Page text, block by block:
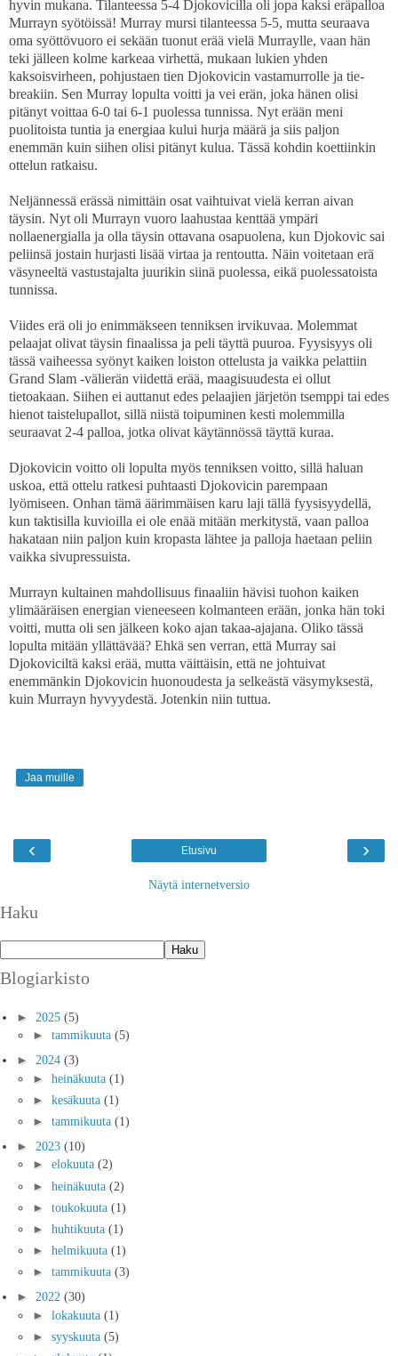
hyvin mukana. Tilanteessa 5-4 Djokovicilla oli jopa kaksi eräpalloa
Murrayn syötöissä! Murray mursi tilanteessa 5-5, mutta seuraava
oma syöttövuoro ei sekään tuonut erää vielä Murraylle, vaan hän
teki jälleen kolme karkeaa virhettä, mukaan lukien yhden
kaksoisvirheen, pohjustaen tien Djokovicin vastamurrolle ja tie-
breakiin. Sen Murray lopulta voitti ja vei erän, joka hänen olisi
pitänyt voittaa 6-0 tai 6-1 puolessa tunnissa. Nyt erään meni
puolitoista tuntia ja energiaa kului hurja määrä ja siis paljon
enemmän kuin siihen olisi pitänyt kulua. Tässä kohdin koettiinkin
ottelun ratkaisu.
Neljännessä erässä nimittäin osat vaihtuivat vielä kerran aivan
täysin. Nyt oli Murrayn vuoro laahustaa kenttää ympäri
nollaenergialla ja olla täysin ottavana osapuolena, kun Djokovic sai
peliinsä jostain hurjasti lisää virtaa ja rentoutta. Näin voitetaan erä
väsyneeltä vastustajalta juurikin siinä puolessa, eikä puolessatoista
tunnissa.
Viides erä oli jo enimmäkseen tenniksen irvikuvaa. Molemmat
pelaajat olivat täysin finaalissa ja peli täyttä puuroa. Fyysisyys oli
tässä vaiheessa syönyt kaiken loiston ottelusta ja vaikka pelattiin
Grand Slam -välierän viidettä erää, maagisuudesta ei ollut
tietoakaan. Siihen ei auttanut edes pelaajien järjetön tsemppi tai edes
hienot taistelupallot, sillä niistä toipuminen kesti molemmilla
seuraavat 2-4 palloa, jotka olivat käytännössä täyttä kuraa.
Djokovicin voitto oli lopulta myös tenniksen voitto, sillä haluan
uskoa, että ottelu ratkesi puhtaasti Djokovicin parempaan
lyömiseen. Onhan tämä äärimmäisen karu laji tällä fyysisyydellä,
kun taktisilla kuvioilla ei ole enää mitään merkitystä, vaan palloa
hakataan niin paljon kuin kropasta lähtee ja palloja haetaan peliin
vaikka sivupressuista.
Murrayn kultainen mahdollisuus finaaliin hävisi tuohon kaiken
ylimääräisen energian vieneeseen kolmanteen erään, jonka hän toki
voitti, mutta oli sen jälkeen koko ajan takaa-ajajana. Oliko tässä
lopulta mitään yllättävää? Ehkä sen verran, että Murray sai
Djokoviciltä kaksi erää, mutta väittäisin, että ne johtuivat
enemmänkin Djokovicin huonoudesta ja selkeästä väsymyksestä,
kuin Murrayn hyvyydestä. Jotenkin niin tuttua.
Jaa muille
‹ ›
Etusivu
Näytä internetversio
Haku
Blogiarkisto
► 2025 (5)
► tammikuuta (5)
► 2024 (3)
► heinäkuuta (1)
► kesäkuuta (1)
► tammikuuta (1)
► 2023 (10)
► elokuuta (2)
► heinäkuuta (2)
► toukokuuta (1)
► huhtikuuta (1)
► helmikuuta (1)
► tammikuuta (3)
► 2022 (30)
► lokakuuta (1)
► syyskuuta (5)